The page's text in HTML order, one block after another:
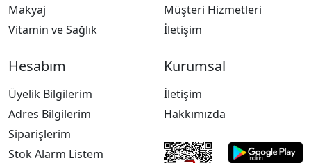
Makyaj
Vitamin ve Sağlık
Müşteri Hizmetleri
İletişim
Hesabım
Üyelik Bilgilerim
Adres Bilgilerim
Siparişlerim
Stok Alarm Listem
Kurumsal
İletişim
Hakkımızda